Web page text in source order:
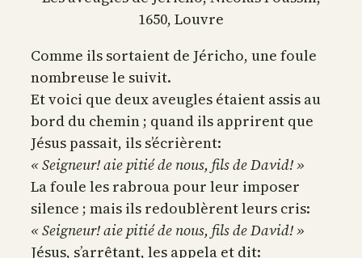
1650, Louvre
Comme ils sortaient de Jéricho, une foule
nombreuse le suivit.
Et voici que deux aveugles étaient assis au
bord du chemin ; quand ils apprirent que
Jésus passait, ils s’écrièrent:
« Seigneur! aie pitié de nous, fils de David! »
La foule les rabroua pour leur imposer
silence ; mais ils redoublèrent leurs cris:
« Seigneur! aie pitié de nous, fils de David! »
Jésus, s’arrêtant, les appela et dit: